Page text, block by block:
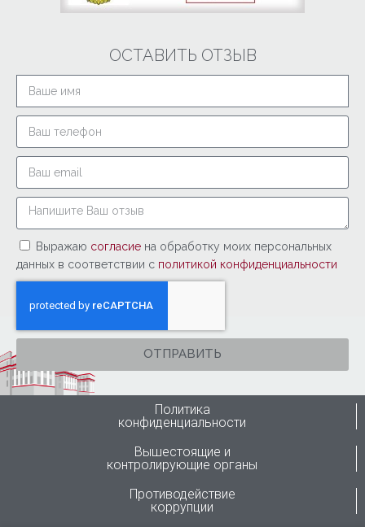
ОСТАВИТЬ ОТЗЫВ
Выражаю согласие на обработку моих персональных
данных в соответствии с политикой конфиденциальности
ОТПРАВИТЬ
Политика
конфиденциальности
Вышестоящие и
контролирующие органы
Противодействие
коррупции